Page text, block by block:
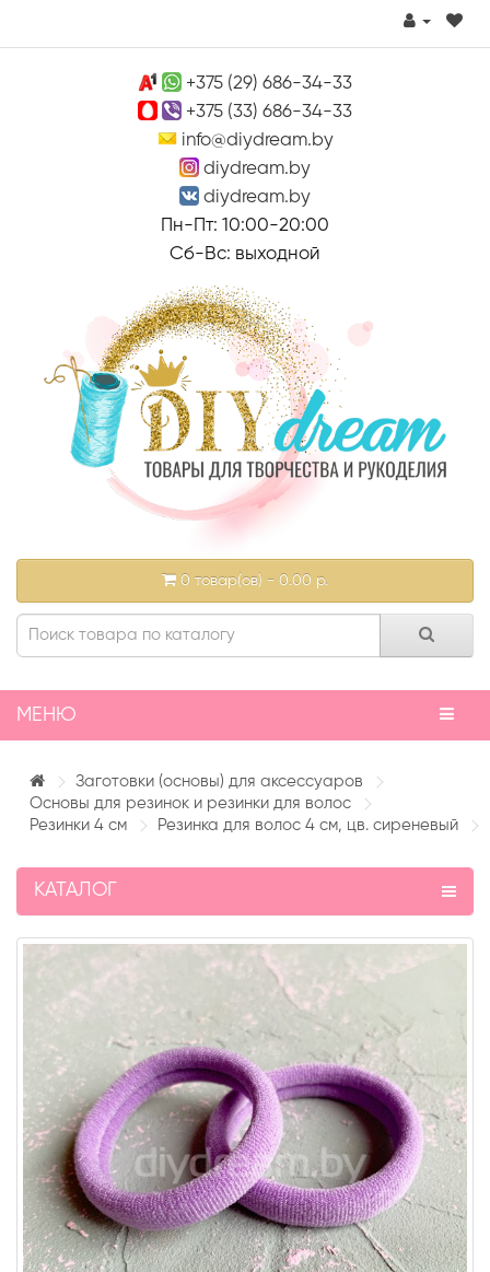
+375 (29) 686-34-33
+375 (33) 686-34-33
info@diydream.by
diydream.by
diydream.by
Пн-Пт: 10:00-20:00
Сб-Вс: выходной
0 товар(ов) - 0.00 р.
МЕНЮ
Заготовки (основы) для аксессуаров
Основы для резинок и резинки для волос
Резинки 4 см
Резинка для волос 4 см, цв. сиреневый
КАТАЛОГ